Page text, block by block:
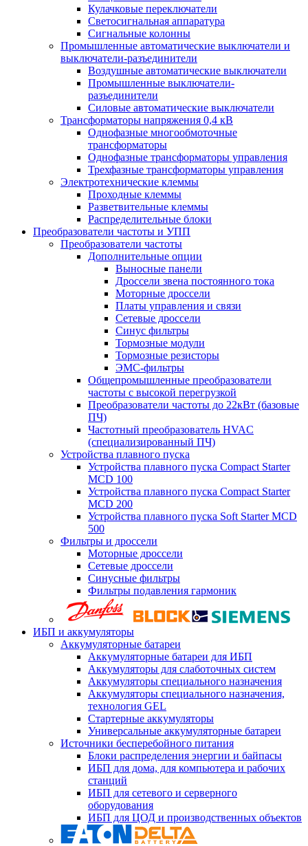
Кулачковые переключатели
Светосигнальная аппаратура
Сигнальные колонны
Промышленные автоматические выключатели и
выключатели-разъединители
Воздушные автоматические выключатели
Промышленные выключатели-
разъединители
Силовые автоматические выключатели
Трансформаторы напряжения 0,4 кВ
Однофазные многообмоточные
трансформаторы
Однофазные трансформаторы управления
Трехфазные трансформаторы управления
Электротехнические клеммы
Проходные клеммы
Разветвительные клеммы
Распределительные блоки
Преобразователи частоты и УПП
Преобразователи частоты
Дополнительные опции
Выносные панели
Дроссели звена постоянного тока
Моторные дроссели
Платы управления и связи
Сетевые дроссели
Синус фильтры
Тормозные модули
Тормозные резисторы
ЭМС-фильтры
Общепромышленные преобразователи
частоты с высокой перегрузкой
Преобразователи частоты до 22кВт (базовые
ПЧ)
Частотный преобразователь HVAC
(специализированный ПЧ)
Устройства плавного пуска
Устройства плавного пуска Compact Starter
MCD 100
Устройства плавного пуска Compact Starter
MCD 200
Устройства плавного пуска Soft Starter MCD
500
Фильтры и дроссели
Моторные дроссели
Сетевые дроссели
Синусные фильтры
Фильтры подавления гармоник
ИБП и аккумуляторы
Аккумуляторные батареи
Аккумуляторные батареи для ИБП
Аккумуляторы для слаботочных систем
Аккумуляторы специального назначения
Аккумуляторы специального назначения,
технология GEL
Стартерные аккумуляторы
Универсальные аккумуляторные батареи
Источники бесперебойного питания
Блоки распределения энергии и байпасы
ИБП для дома, для компьютера и рабочих
станций
ИБП для сетевого и серверного
оборудования
ИБП для ЦОД и производственных объектов